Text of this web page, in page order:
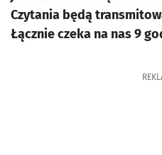
Czytania będą
Łącznie czeka na nas 9